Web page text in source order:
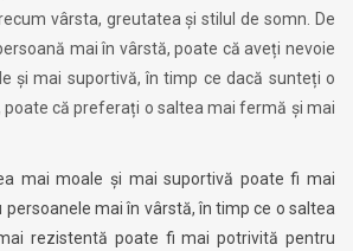
vârsta, greutatea și stilul de somn. De
mai în vârstă, poate că aveți nevoie
și mai suportivă, în timp ce dacă sunteți o
că preferați o saltea mai fermă și mai
mai moale și mai suportivă poate fi mai
mai în vârstă, în timp ce o saltea
rezistentă poate fi mai potrivită pentru